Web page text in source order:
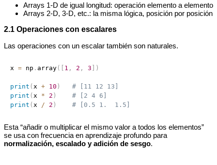
Arrays 1‑D de igual longitud: operación elemento a elemento
Arrays 2‑D, 3‑D, etc.: la misma lógica, posición por posición
2.1 Operaciones con escalares
Las operaciones con un escalar también son naturales.
x = np . array( 1 , 2 , 3 )
print ( x + 10 )
# [11 12 13]
print ( x * 2 )
# [2 4 6]
print ( x / 2 ) # [0.5 1.  1.5]
Esta “añadir o multiplicar el mismo valor a todos los elementos”
se usa con frecuencia en aprendizaje profundo para
normalización, escalado y adición de sesgo.